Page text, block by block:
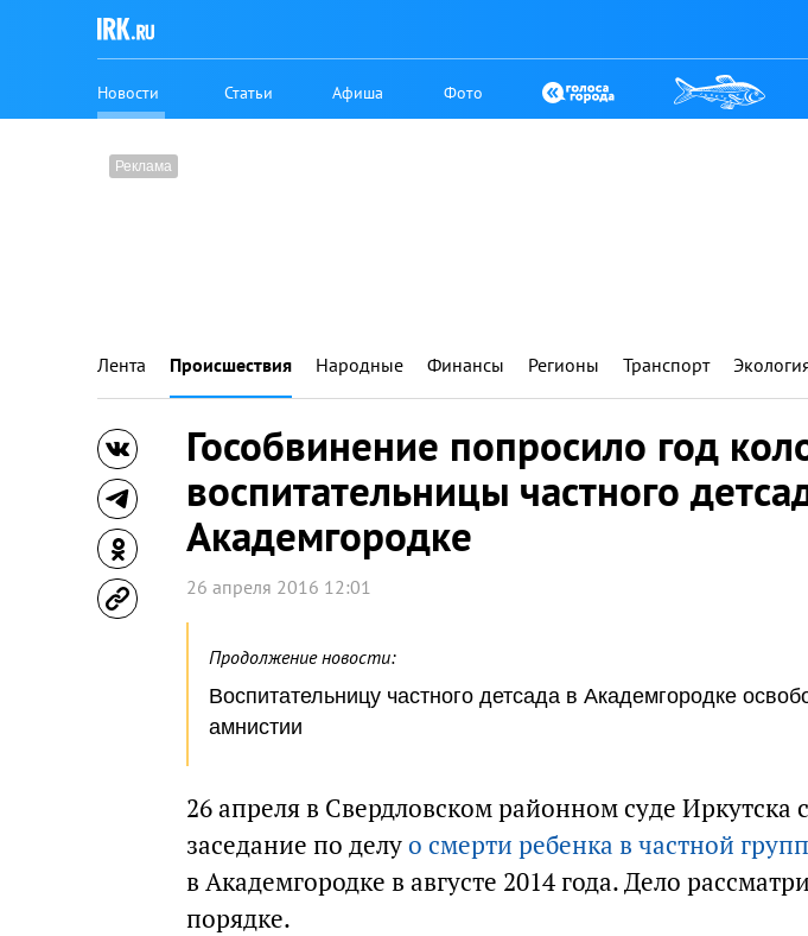
Новости Статьи Афиша Фото
Лента Происшествия Народные Финансы Регионы Транспорт
Гособвинение попросило год
воспитательницы частного
Академгородке
26 апреля 2016 12:01
Продолжение новости:
Воспитательницу частного детсада в Академгородке
амнистии
26 апреля в Свердловском районном суде Иркутска
заседание по делуо смерти ребенка в частной
в Академгородке в августе 2014 года. Дело
порядке.